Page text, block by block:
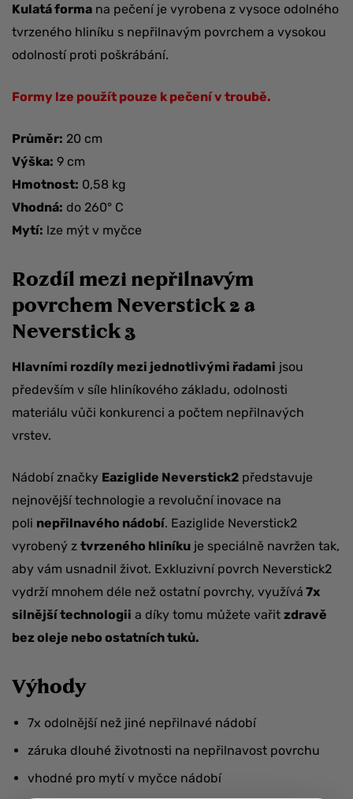
Kulatá forma na pečení je vyrobena z vysoce odolného
tvrzeného hliníku s nepřilnavým povrchem a vysokou
odolností proti poškrábání.
Formy lze použít pouze k pečení v troubě.
Průměr: 20 cm
Výška: 9 cm
Hmotnost: 0,58 kg
Vhodná: do 260° C
Mytí: lze mýt v myčce
Rozdíl mezi nepřilnavým
povrchem Neverstick 2 a
Neverstick 3
Hlavními rozdíly mezi jednotlivými řadami jsou
především v síle hliníkového základu, odolnosti
materiálu vůči konkurenci a počtem nepřilnavých
vrstev.
Nádobí značky Eaziglide Neverstick2 představuje
nejnovější technologie a revoluční inovace na
poli nepřilnavého nádobí. Eaziglide Neverstick2
vyrobený z tvrzeného hliníku je speciálně navržen tak,
aby vám usnadnil život. Exkluzivní povrch Neverstick2
vydrží mnohem déle než ostatní povrchy, využívá 7x
silnější technologii a díky tomu můžete vařit zdravě
bez oleje nebo ostatních tuků.
Výhody
7x odolnější než jiné nepřilnavé nádobí
záruka dlouhé životnosti na nepřilnavost povrchu
vhodné pro mytí v myčce nádobí